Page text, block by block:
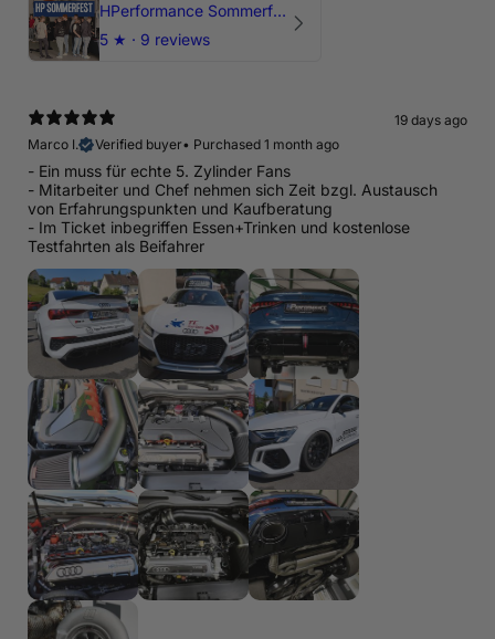
HPerformance Sommerfest 2026
5 ★ · 9 reviews
19 days ago
Marco I.
Verified buyer• Purchased 1 month ago
- Ein muss für echte 5. Zylinder Fans
- Mitarbeiter und Chef nehmen sich Zeit bzgl. Austausch
von Erfahrungspunkten und Kaufberatung
- Im Ticket inbegriffen Essen+Trinken und kostenlose
Testfahrten als Beifahrer